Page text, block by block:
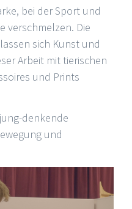
bei der Sport und
verschmelzen. Die
sich Kunst und
Arbeit mit tierischen
und Prints
denkende
und